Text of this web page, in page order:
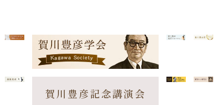
賀川豊彦記念講演会